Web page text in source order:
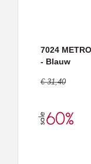
7024
- Blauw
€ 31,40